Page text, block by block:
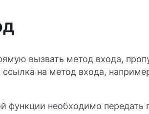
вызвать метод входа,
на метод входа,
функции необходимо передать